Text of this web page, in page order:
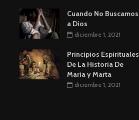
Cuando No Buscamos
a Dios
diciembre 1, 2021
Principios Espirituales
De La Historia De
Maria y Marta
diciembre 1, 2021